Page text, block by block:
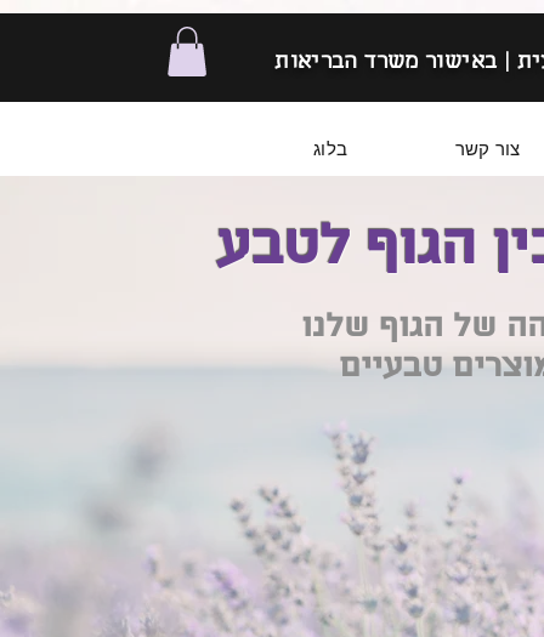
| באישור משרד הבריאות
צור קשר בלוג
הגוף לטבע
של הגוף שלנו
טבעיים